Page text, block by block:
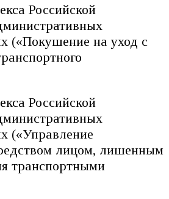
Российской
(«Покушение на уход с
Российской
(«Управление
лицом, лишенным
транспортными